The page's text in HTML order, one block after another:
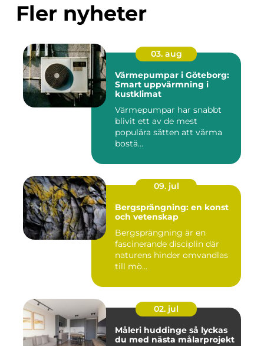
Fler nyheter
03. aug
Värmepumpar i Göteborg:
Smart uppvärmning i
kustklimat
Värmepumpar har snabbt
blivit ett av de mest
populära sätten att värma
bostä...
09. jul
Bergsprängning: en konst
och vetenskap
Bergsprängning är en
fascinerande disciplin där
naturens hinder omvandlas
till mö...
02. jul
Måleri huddinge så lyckas
du med nästa målarprojekt